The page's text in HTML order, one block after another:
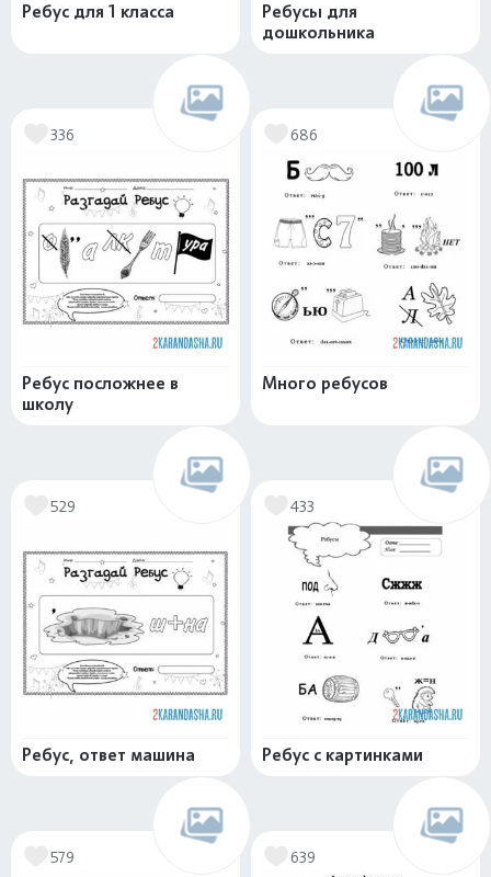
Ребус для 1 класса
Ребусы для
дошкольника
336
Ребус посложнее в
школу
686
Много ребусов
529
Ребус, ответ машина
433
Ребус с картинками
579 639